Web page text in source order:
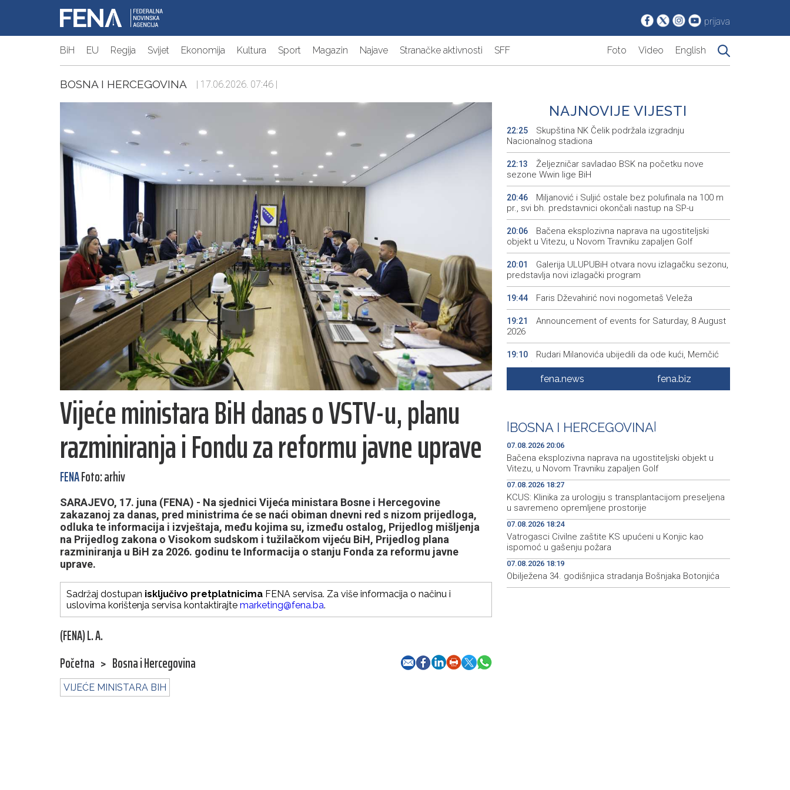
prijava
BiH EU Regija Svijet Ekonomija Kultura Sport Magazin Najave Stranačke aktivnosti SFF Foto Video English
BOSNA I HERCEGOVINA | 17.06.2026. 07:46 |
Vijeće ministara BiH danas o VSTV-u, planu
razminiranja i Fondu za reformu javne uprave
FENAFoto: arhiv
SARAJEVO, 17. juna (FENA) - Na sjednici Vijeća ministara Bosne i Hercegovine
zakazanoj za danas, pred ministrima će se naći obiman dnevni red s nizom prijedloga,
odluka te informacija i izvještaja, među kojima su, između ostalog, Prijedlog mišljenja
na Prijedlog zakona o Visokom sudskom i tužilačkom vijeću BiH, Prijedlog plana
razminiranja u BiH za 2026. godinu te Informacija o stanju Fonda za reformu javne
uprave.
Sadržaj dostupan isključivo pretplatnicima FENA servisa. Za više informacija o načinu i
uslovima korištenja servisa kontaktirajte marketing@fena.ba.
(FENA) L. A.
Početna > Bosna i Hercegovina
VIJEĆE MINISTARA BIH
NAJNOVIJE VIJESTI
22:25
Skupština NK Čelik podržala izgradnju
Nacionalnog stadiona
22:13
Željezničar savladao BSK na početku nove
sezone Wwin lige BiH
20:46
Miljanović i Suljić ostale bez polufinala na 100 m
pr., svi bh. predstavnici okončali nastup na SP-u
20:06
Bačena eksplozivna naprava na ugostiteljski
objekt u Vitezu, u Novom Travniku zapaljen Golf
20:01
Galerija ULUPUBiH otvara novu izlagačku sezonu,
predstavlja novi izlagački program
19:44 Faris Dževahirić novi nogometaš Veleža
19:21
Announcement of events for Saturday, 8 August
2026
19:10
Rudari Milanovića ubijedili da ode kući, Memčić
se već ponovo vratio u jamu 'Raspotočje'
Sarajevo Film Festival presents Kinoscope and
19:00 Najave događaja za 8. 8. 2026. godine (subota)
fena.news fena.biz
BOSNA I HERCEGOVINA
07.08.2026 20:06
Bačena eksplozivna naprava na ugostiteljski objekt u
Vitezu, u Novom Travniku zapaljen Golf
07.08.2026 18:27
KCUS: Klinika za urologiju s transplantacijom preseljena
u savremeno opremljene prostorije
07.08.2026 18:24
Vatrogasci Civilne zaštite KS upućeni u Konjic kao
ispomoć u gašenju požara
07.08.2026 18:19
Obilježena 34. godišnjica stradanja Bošnjaka Botonjića